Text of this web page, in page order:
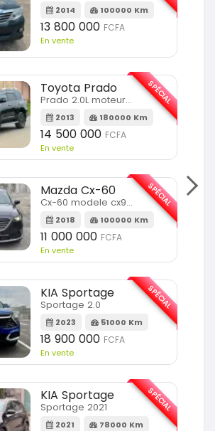
2014 100000 Km
13 800 000 FCFA
En vente
Toyota Prado
Prado 2.0L moteur d4d
2013 180000 Km
14 500 000 FCFA
En vente
SPÉCIAL
Mazda Cx-60
Cx-60 modele cx9 full option
2018 100000 Km
11 000 000 FCFA
En vente
SPÉCIAL
KIA Sportage
Sportage 2.0
2023 51000 Km
18 900 000 FCFA
En vente
SPÉCIAL
KIA Sportage
Sportage 2021
2021 78000 Km
SPÉCIAL